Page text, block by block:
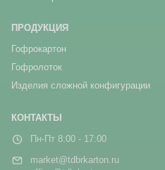
ПРОДУКЦИЯ
Гофрокартон
Гофролоток
Изделия сложной конфигурации
КОНТАКТЫ
Пн-Пт 8:00 - 17:00
market@tdbrkarton.ru